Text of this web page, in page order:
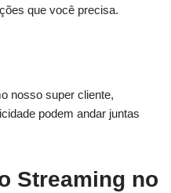
que você precisa.
nosso super cliente,
podem andar juntas
Streaming no